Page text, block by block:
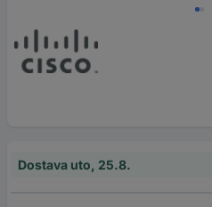
Dostava uto, 25.8.